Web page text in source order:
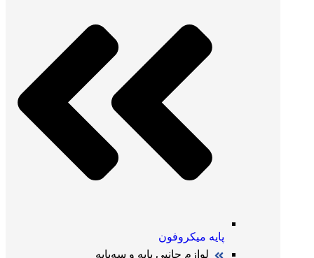
پایه میکروفون
لوازم جانبی پایه و سه‌پایه